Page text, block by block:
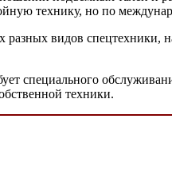
технику, но по
видов спецтехники,
специального
техники.